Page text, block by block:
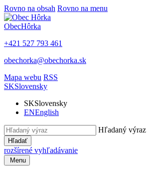
Rovno na obsah Rovno na menu
ObecHôrka
+421 527 793 461
obechorka@obechorka.sk
Mapa webu RSS
SKSlovensky
SKSlovensky
ENEnglish
Hľadaný výraz
Hľadať
rozšírené vyhľadávanie
Menu